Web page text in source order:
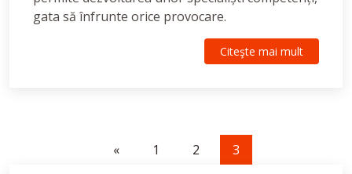
gata să înfrunte orice provocare.
Citeşte mai mult
« 1 2 3